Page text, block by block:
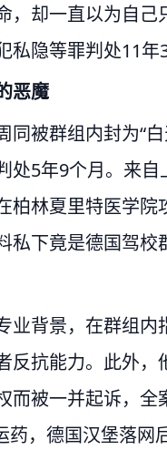
，却一直以为自
私隐等罪判处11年3
恶魔
同被群组内封为“
处5年9个月。来
柏林夏里特医学
私下竟是德国驾校
业背景，在群组
反抗能力。此外
而被一并起诉，
，德国汉堡落网